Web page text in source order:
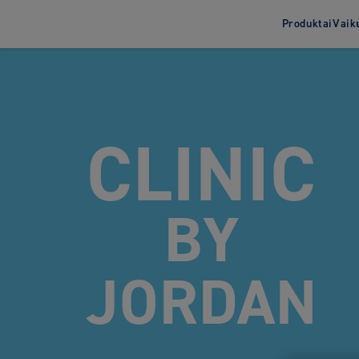
Produktai
Elektriniai dantų šepetėliai
CLINIC
BY
JORDAN